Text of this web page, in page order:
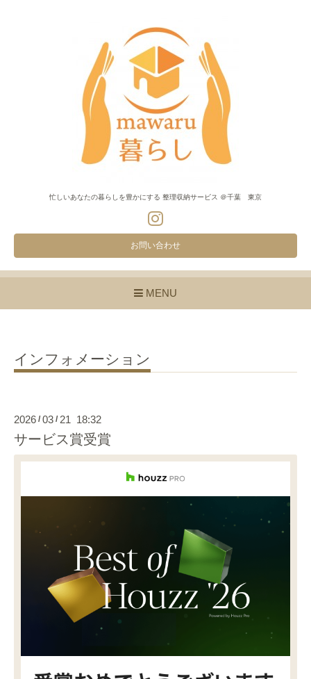
忙しいあなたの暮らしを豊かにする 整理収納サービス ＠千葉 東京
お問い合わせ
MENU
インフォメーション
2026 / 03 / 21 18:32
サービス賞受賞